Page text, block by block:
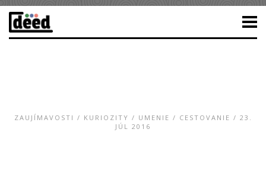
ZAUJÍMAVOSTI / KURIOZITY / UMENIE / CESTOVANIE / 23.
JÚL 2016